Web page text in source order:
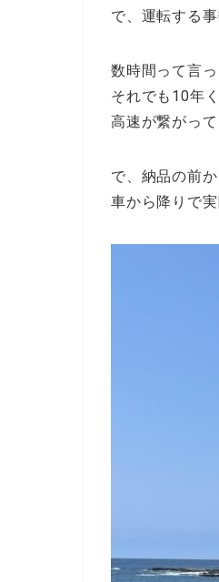
で、運転する
数時間って言
それでも10年
高速が繋がって
で、納品の前か
車から降りで実